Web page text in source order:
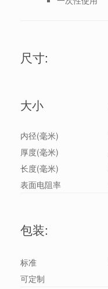
尺寸:
大小
内径(毫米)
厚度(毫米)
长度(毫米)
表面电阻率
包装:
标准
可定制